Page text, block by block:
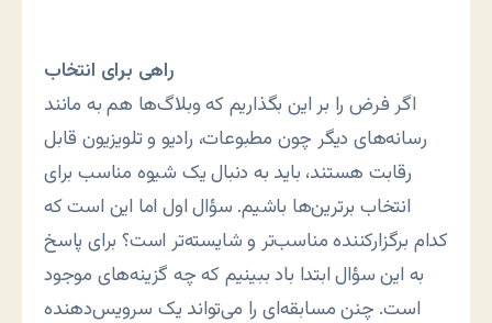
راهی برای انتخاب
اگر فرض را بر این بگذاریم که وبلاگ‌ها هم به مانند
رسانه‌های دیگر چون مطبوعات، رادیو و تلویزیون قابل
رقابت هستند، باید به دنبال یک شیوه مناسب برای
انتخاب برترین‌ها باشیم. سؤال اول اما این است که
کدام برگزارکننده مناسب‌تر و شایسته‌تر است؟ برای پاسخ
به این سؤال ابتدا باد ببینیم که چه گزینه‌های موجود
است. چنن مسابقه‌ای را می‌تواند یک سرویس‌دهنده